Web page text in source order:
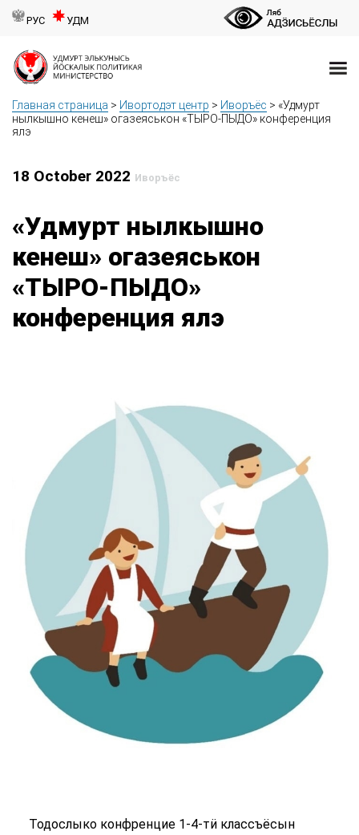
РУС УДМ
Главная страница > Ивортодэт центр > Иворъёс > «Удмурт
нылкышно кенеш» огазеяськон «ТЫРО-ПЫДО» конференция
ялэ
18 October 2022 Иворъёс
«Удмурт нылкышно
кенеш» огазеяськон
«ТЫРО-ПЫДО»
конференция ялэ
Тодослыко конфренцие 1-4-тӥ классъёсын